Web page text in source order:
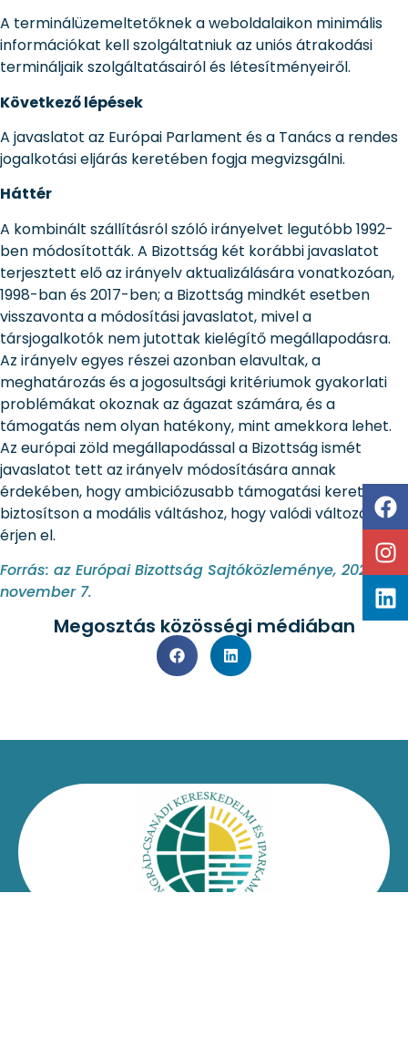
A terminálüzemeltetőknek a weboldalaikon minimális
információkat kell szolgáltatniuk az uniós átrakodási
termináljaik szolgáltatásairól és létesítményeiről.
Következő lépések
A javaslatot az Európai Parlament és a Tanács a rendes
jogalkotási eljárás keretében fogja megvizsgálni.
Háttér
A kombinált szállításról szóló irányelvet legutóbb 1992-
ben módosították. A Bizottság két korábbi javaslatot
terjesztett elő az irányelv aktualizálására vonatkozóan,
1998-ban és 2017-ben; a Bizottság mindkét esetben
visszavonta a módosítási javaslatot, mivel a
társjogalkotók nem jutottak kielégítő megállapodásra.
Az irányelv egyes részei azonban elavultak, a
meghatározás és a jogosultsági kritériumok gyakorlati
problémákat okoznak az ágazat számára, és a
támogatás nem olyan hatékony, mint amekkora lehet.
Az európai zöld megállapodással a Bizottság ismét
javaslatot tett az irányelv módosítására annak
érdekében, hogy ambiciózusabb támogatási keretet
biztosítson a modális váltáshoz, hogy valódi változást
érjen el.
Forrás: az Európai Bizottság Sajtóközleménye, 2023.
november 7.
Megosztás közösségi médiában